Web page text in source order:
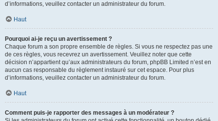
d’informations, veuillez contacter un administrateur du forum.
Haut
Pourquoi ai-je reçu un avertissement ?
Chaque forum a son propre ensemble de règles. Si vous ne respectez pas une
de ces règles, vous recevrez un avertissement. Veuillez noter que cette
décision n’appartient qu’aux administrateurs du forum, phpBB Limited n’est en
aucun cas responsable du règlement instauré sur cet espace. Pour plus
d’informations, veuillez contacter un administrateur du forum.
Haut
Comment puis-je rapporter des messages à un modérateur ?